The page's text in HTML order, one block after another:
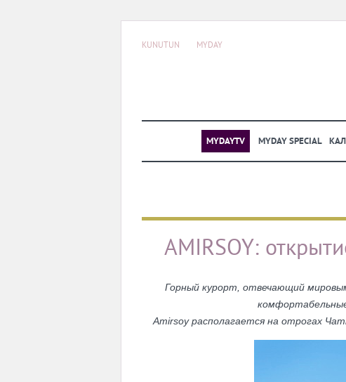
KUNUTUN MYDAY
MYDAYTV MYDAY SPECIAL
AMIRSOY:
Горный курорт, отвечающий
Amirsoy располагается на отрогах